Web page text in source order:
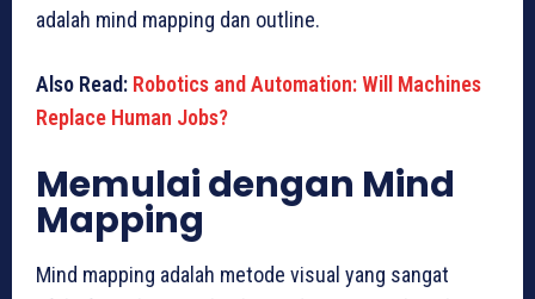
adalah mind mapping dan outline.
Also Read: Robotics and Automation: Will Machines
Replace Human Jobs?
Memulai dengan Mind
Mapping
Mind mapping adalah metode visual yang sangat